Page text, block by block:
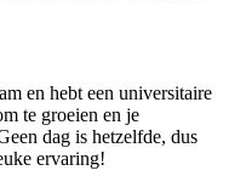
en hebt een universitaire
te groeien en je
dag is hetzelfde, dus
ervaring!